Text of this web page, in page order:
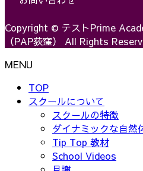
Copyright © テストPrime
（PAP荻窪） All Rights
MENU
TOP
スクールについて
スクールの特徴
ダイナミックな自然
Tip Top 教材
School Videos